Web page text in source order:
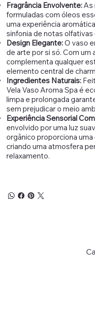
Fragrância Envolvente:As
formuladas com óleos
uma experiência
sinfonia de notas
Design Elegante:O vaso
de arte por si só. Com
complementa qualquer
elemento central de
Ingredientes Naturais:
Vela Vaso Aroma Spa é
limpa e prolongada
sem prejudicar o meio
Experiência Sensorial
envolvido por uma luz
orgânico proporciona
criando uma atmosfera
relaxamento.